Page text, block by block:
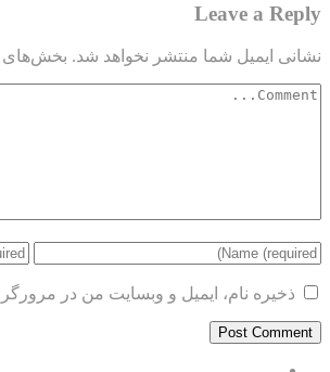
Leave a Reply
نشانی ایمیل شما منتشر نخواهد شد. بخش‌های
ذخیره نام، ایمیل و وبسایت من در